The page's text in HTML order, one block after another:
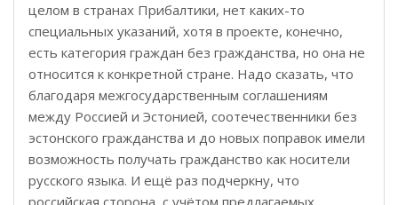
целом в странах Прибалтики, нет каких-то
специальных указаний, хотя в проекте, конечно,
есть категория граждан без гражданства, но она не
относится к конкретной стране. Надо сказать, что
благодаря межгосударственным соглашениям
между Россией и Эстонией, соотечественники без
эстонского гражданства и до новых поправок имели
возможность получать гражданство как носители
русского языка. И ещё раз подчеркну, что